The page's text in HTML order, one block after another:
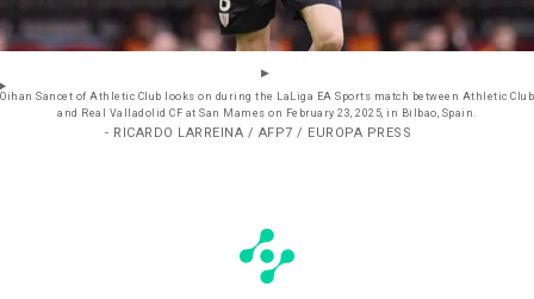
Oihan Sancet of Athletic Club looks on during the LaLiga EA Sports match between Athletic Club
and Real Valladolid CF at San Mames on February 23, 2025, in Bilbao, Spain.
- RICARDO LARREINA / AFP7 / EUROPA PRESS